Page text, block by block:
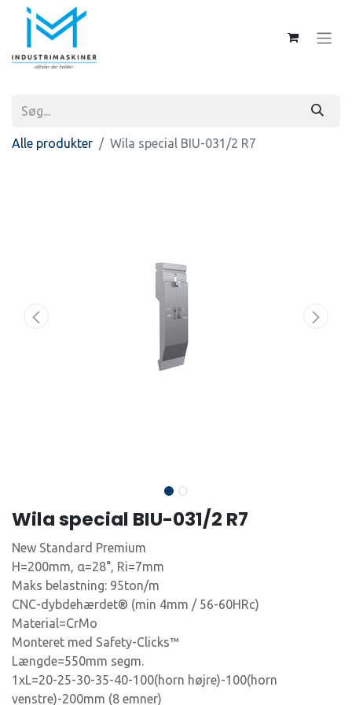
Alle produkter Wila special BIU-031/2 R7
Wila special BIU-031/2 R7
New Standard Premium
H=200mm, α=28°, Ri=7mm
Maks belastning: 95ton/m
CNC-dybdehærdet® (min 4mm / 56-60HRc)
Material=CrMo
Monteret med Safety-Clicks™
Længde=550mm segm.
1xL=20-25-30-35-40-100(horn højre)-100(horn
venstre)-200mm (8 emner)